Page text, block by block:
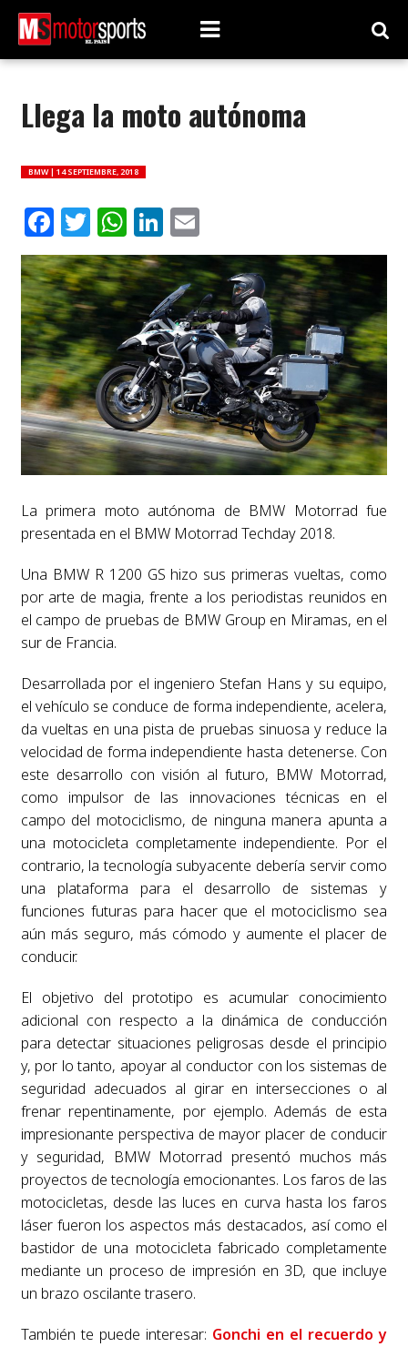
Llega la moto autónoma
BMW | 14 SEPTIEMBRE, 2018
Facebook
Twitter
WhatsApp
LinkedIn
Email
La primera moto autónoma de BMW Motorrad fue
presentada en el BMW Motorrad Techday 2018.
Una BMW R 1200 GS hizo sus primeras vueltas, como
por arte de magia, frente a los periodistas reunidos en
el campo de pruebas de BMW Group en Miramas, en el
sur de Francia.
Desarrollada por el ingeniero Stefan Hans y su equipo,
el vehículo se conduce de forma independiente, acelera,
da vueltas en una pista de pruebas sinuosa y reduce la
velocidad de forma independiente hasta detenerse. Con
este desarrollo con visión al futuro, BMW Motorrad,
como impulsor de las innovaciones técnicas en el
campo del motociclismo, de ninguna manera apunta a
una motocicleta completamente independiente. Por el
contrario, la tecnología subyacente debería servir como
una plataforma para el desarrollo de sistemas y
funciones futuras para hacer que el motociclismo sea
aún más seguro, más cómodo y aumente el placer de
conducir.
El objetivo del prototipo es acumular conocimiento
adicional con respecto a la dinámica de conducción
para detectar situaciones peligrosas desde el principio
y, por lo tanto, apoyar al conductor con los sistemas de
seguridad adecuados al girar en intersecciones o al
frenar repentinamente, por ejemplo. Además de esta
impresionante perspectiva de mayor placer de conducir
y seguridad, BMW Motorrad presentó muchos más
proyectos de tecnología emocionantes. Los faros de las
motocicletas, desde las luces en curva hasta los faros
láser fueron los aspectos más destacados, así como el
bastidor de una motocicleta fabricado completamente
mediante un proceso de impresión en 3D, que incluye
un brazo oscilante trasero.
También te puede interesar: Gonchi en el recuerdo y